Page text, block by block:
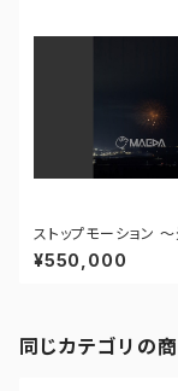
ストップモーション
思議な造形～ - 大曲
春の章― 世界の花火
¥550,000
同じカテゴリの